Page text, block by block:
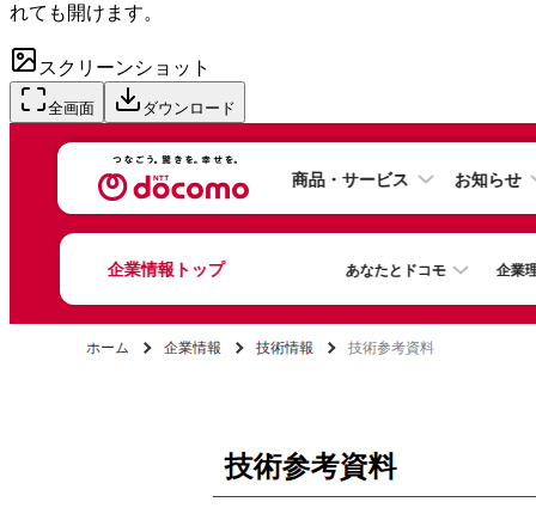
れても開けます。
スクリーンショット
全画面 ダウンロード